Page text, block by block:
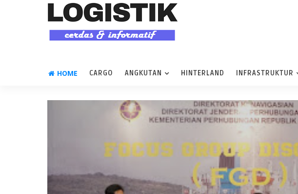
HOME CARGO ANGKUTAN HINTERLAND INFRASTRUKTUR